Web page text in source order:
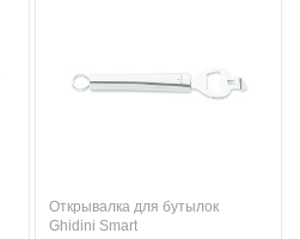
Открывалка для бутылок
Ghidini Smart